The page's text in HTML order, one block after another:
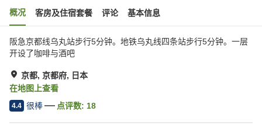
概况 客房及住宿套餐 评论 基本信息
阪急京都线乌丸站步行5分钟。地铁乌丸线四条站步行5分钟。一层
开设了咖啡与酒吧
京都, 京都府, 日本
在地图上查看
4.4 很棒 点评数: 18